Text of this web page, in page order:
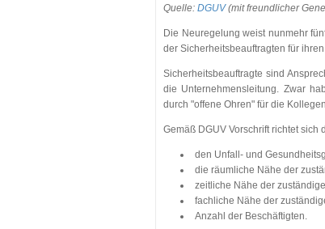
Quelle: DGUV(mit freundlicher
Die Neuregelung weist nunmehr
der Sicherheitsbeauftragten für
Sicherheitsbeauftragte sind
die Unternehmensleitung. Zwar
durch "offene Ohren" für die
Gemäß DGUV Vorschrift richtet
den Unfall- und
die räumliche Nähe der
zeitliche Nähe der
fachliche Nähe der
Anzahl der Beschäftigten.